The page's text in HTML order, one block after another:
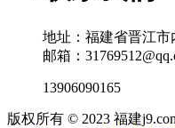
地址：福建省晋江
邮箱：
13906090165
版权所有 © 2023 福建